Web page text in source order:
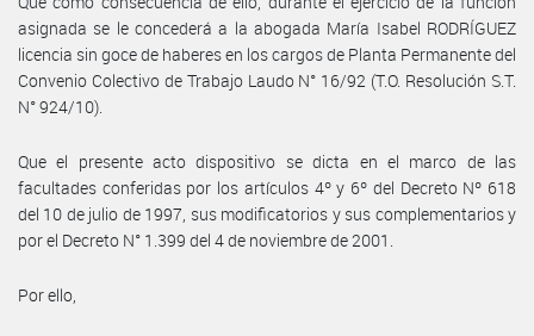
asignada se le concederá a la abogada María Isabel RODRÍGUEZ
licencia sin goce de haberes en los cargos de Planta Permanente del
Convenio Colectivo de Trabajo Laudo N° 16/92 (T.O. Resolución S.T.
N° 924/10).
Que el presente acto dispositivo se dicta en el marco de las
facultades conferidas por los artículos 4º y 6º del Decreto Nº 618
del 10 de julio de 1997, sus modificatorios y sus complementarios y
por el Decreto N° 1.399 del 4 de noviembre de 2001.
Por ello,